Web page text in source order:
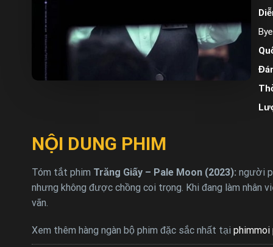
NỘI DUNG PHIM
Tóm tắt phim Trăng Giấy – Pale Moon (2023): người
nhưng không được chồng coi trọng. Khi đang làm nhân
vãn.
Xem thêm hàng ngàn bộ phim đặc sắc nhất tại phimmoi